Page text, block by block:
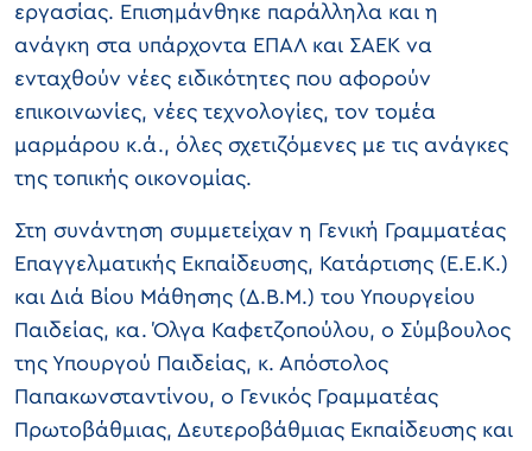
εργασίας. Επισημάνθηκε παράλληλα και η
ανάγκη στα υπάρχοντα ΕΠΑΛ και ΣΑΕΚ να
ενταχθούν νέες ειδικότητες που αφορούν
επικοινωνίες, νέες τεχνολογίες, τον τομέα
μαρμάρου κ.ά., όλες σχετιζόμενες με τις ανάγκες
της τοπικής οικονομίας.
Στη συνάντηση συμμετείχαν η Γενική Γραμματέας
Επαγγελματικής Εκπαίδευσης, Κατάρτισης (Ε.Ε.Κ.)
και Διά Βίου Μάθησης (Δ.Β.Μ.) του Υπουργείου
Παιδείας, κα. Όλγα Καφετζοπούλου, ο Σύμβουλος
της Υπουργού Παιδείας, κ. Απόστολος
Παπακωνσταντίνου, ο Γενικός Γραμματέας
Πρωτοβάθμιας, Δευτεροβάθμιας Εκπαίδευσης και